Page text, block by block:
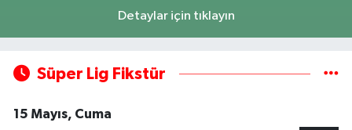
Detaylar için tıklayın
Süper Lig Fikstür
15 Mayıs, Cuma